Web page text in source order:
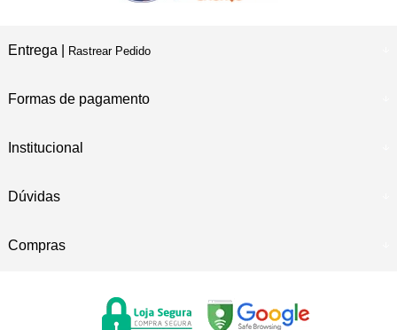
Entrega | Rastrear Pedido
Formas de pagamento
Institucional
Dúvidas
Compras